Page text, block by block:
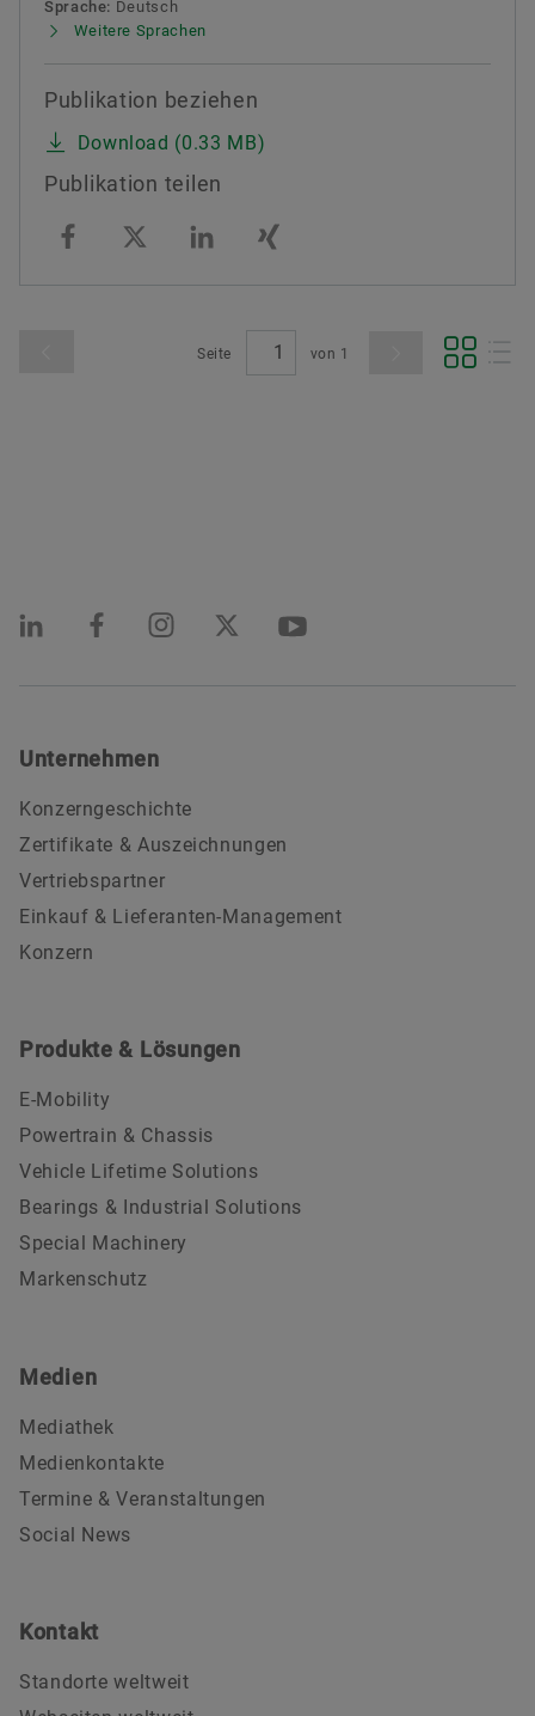
Sprache: Deutsch
Weitere Sprachen
Publikation beziehen
Download (0.33 MB)
Publikation teilen
Seite von 1
Unternehmen
Konzerngeschichte
Zertifikate & Auszeichnungen
Vertriebspartner
Einkauf & Lieferanten-Management
Konzern
Produkte & Lösungen
E-Mobility
Powertrain & Chassis
Vehicle Lifetime Solutions
Bearings & Industrial Solutions
Special Machinery
Markenschutz
Medien
Mediathek
Medienkontakte
Termine & Veranstaltungen
Social News
Kontakt
Standorte weltweit